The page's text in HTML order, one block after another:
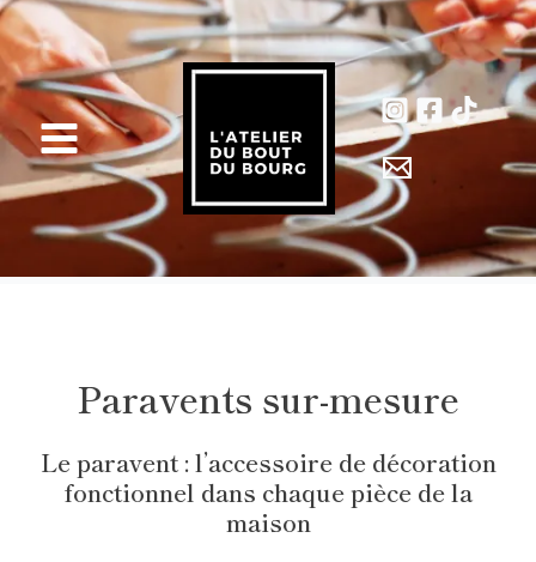
Aller
au
contenu
Main
Menu
Paravents sur-mesure
Le paravent : l’accessoire de décoration
fonctionnel dans chaque pièce de la
maison